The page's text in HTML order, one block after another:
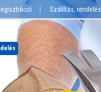
Szállítás, rendelés